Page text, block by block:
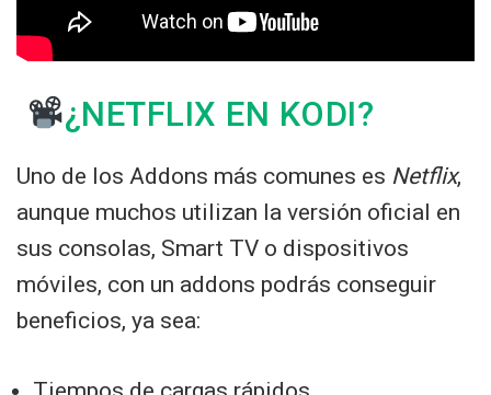
¿NETFLIX EN KODI?
Uno de los Addons más comunes es Netflix,
aunque muchos utilizan la versión oficial en
sus consolas, Smart TV o dispositivos
móviles, con un addons podrás conseguir
beneficios, ya sea: